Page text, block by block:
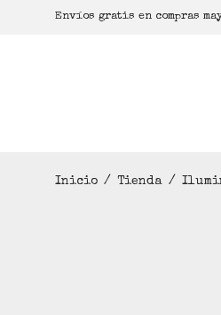
Envíos gratis en compras
Inicio / Tienda /